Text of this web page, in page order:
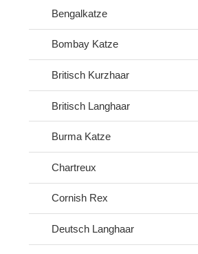
Bengalkatze
Bombay Katze
Britisch Kurzhaar
Britisch Langhaar
Burma Katze
Chartreux
Cornish Rex
Deutsch Langhaar